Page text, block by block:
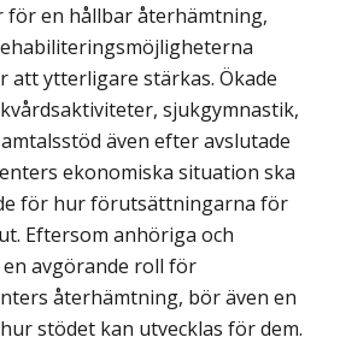
en hållbar återhämtning,
att ytterligare stärkas. Ökade
sjukgymnastik,
även efter avslutade
ekonomiska situation ska
för hur förutsättningarna för
Eftersom anhöriga och
avgörande roll för
återhämtning, bör även en
stödet kan utvecklas för dem.